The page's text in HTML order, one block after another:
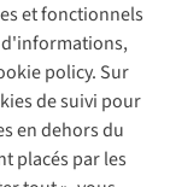
et fonctionnels
d'informations,
policy. Sur
de suivi pour
en dehors du
placés par les